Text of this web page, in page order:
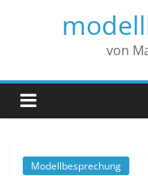
von
Modellbesprechung